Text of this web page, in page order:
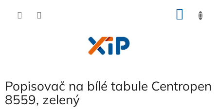
Popisovač na bílé tabule Centropen
8559, zelený